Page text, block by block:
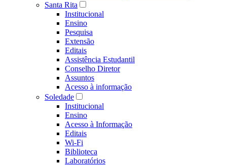
Santa Rita
Institucional
Ensino
Pesquisa
Extensão
Editais
Assistência Estudantil
Conselho Diretor
Assuntos
Acesso à informação
Soledade
Institucional
Ensino
Acesso à Informação
Editais
Wi-Fi
Biblioteca
Laboratórios